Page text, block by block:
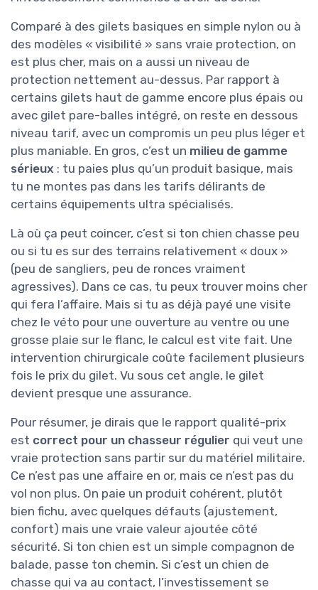
Comparé à des gilets basiques en simple nylon ou à
des modèles « visibilité » sans vraie protection, on
est plus cher, mais on a aussi un niveau de
protection nettement au-dessus. Par rapport à
certains gilets haut de gamme encore plus épais ou
avec gilet pare-balles intégré, on reste en dessous
niveau tarif, avec un compromis un peu plus léger et
plus maniable. En gros, c’est un milieu de gamme
sérieux : tu paies plus qu’un produit basique, mais
tu ne montes pas dans les tarifs délirants de
certains équipements ultra spécialisés.
Là où ça peut coincer, c’est si ton chien chasse peu
ou si tu es sur des terrains relativement « doux »
(peu de sangliers, peu de ronces vraiment
agressives). Dans ce cas, tu peux trouver moins cher
qui fera l’affaire. Mais si tu as déjà payé une visite
chez le véto pour une ouverture au ventre ou une
grosse plaie sur le flanc, le calcul est vite fait. Une
intervention chirurgicale coûte facilement plusieurs
fois le prix du gilet. Vu sous cet angle, le gilet
devient presque une assurance.
Pour résumer, je dirais que le rapport qualité-prix
est correct pour un chasseur régulier qui veut une
vraie protection sans partir sur du matériel militaire.
Ce n’est pas une affaire en or, mais ce n’est pas du
vol non plus. On paie un produit cohérent, plutôt
bien fichu, avec quelques défauts (ajustement,
confort) mais une vraie valeur ajoutée côté
sécurité. Si ton chien est un simple compagnon de
balade, passe ton chemin. Si c’est un chien de
chasse qui va au contact, l’investissement se